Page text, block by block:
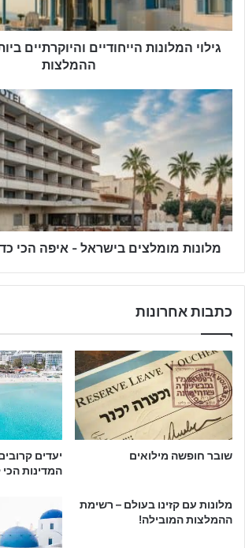
גילוי המלונות הייחודיים והיוקרתיים
ההמלצות
מלונות מומלצים בישראל - איפה הכי
כתבות אחרונות
שובר חופשה מילואים
יעדים
המדינות
מלונות עם קזינו בעולם – רשימת
ההמלצות המובילה!